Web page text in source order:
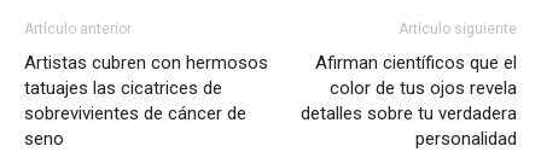
Artículo anterior
Artistas cubren con hermosos
tatuajes las cicatrices de
sobrevivientes de cáncer de
seno
Artículo siguiente
Afirman científicos que el
color de tus ojos revela
detalles sobre tu verdadera
personalidad